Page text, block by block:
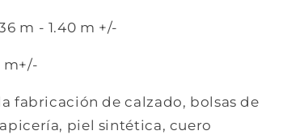
m - 1.40 m +/-
m+/-
fabricación de calzado, bolsas de
piel sintética, cuero